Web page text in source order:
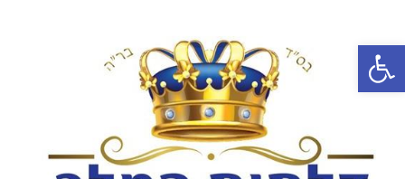
פתח סרגל נגישות